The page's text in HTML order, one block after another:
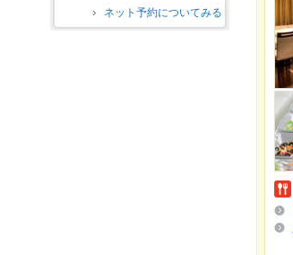
ネット予約についてみる